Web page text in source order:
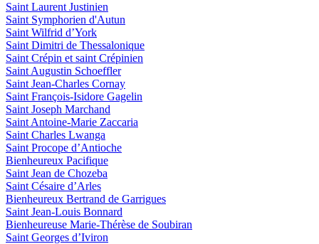
Saint Laurent Justinien
Saint Symphorien d'Autun
Saint Wilfrid d’York
Saint Dimitri de Thessalonique
Saint Crépin et saint Crépinien
Saint Augustin Schoeffler
Saint Jean-Charles Cornay
Saint François-Isidore Gagelin
Saint Joseph Marchand
Saint Antoine-Marie Zaccaria
Saint Charles Lwanga
Saint Procope d’Antioche
Bienheureux Pacifique
Saint Jean de Chozeba
Saint Césaire d’Arles
Bienheureux Bertrand de Garrigues
Saint Jean-Louis Bonnard
Bienheureuse Marie-Thérèse de Soubiran
Saint Georges d’Iviron